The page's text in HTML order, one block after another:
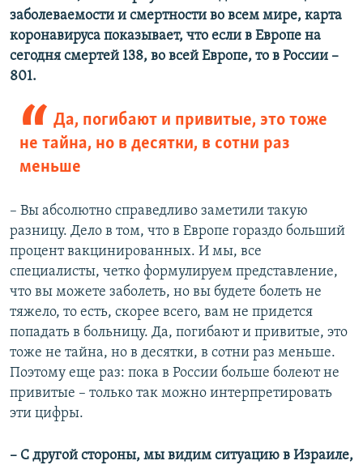
заболеваемости и смертности во всем мире, карта
коронавируса показывает, что если в Европе на
сегодня смертей 138, во всей Европе, то в России –
801.
Да, погибают и привитые, это тоже
не тайна, но в десятки, в сотни раз
меньше
– Вы абсолютно справедливо заметили такую
разницу. Дело в том, что в Европе гораздо больший
процент вакцинированных. И мы, все
специалисты, четко формулируем представление,
что вы можете заболеть, но вы будете болеть не
тяжело, то есть, скорее всего, вам не придется
попадать в больницу. Да, погибают и привитые, это
тоже не тайна, но в десятки, в сотни раз меньше.
Поэтому еще раз: пока в России больше болеют не
привитые – только так можно интерпретировать
эти цифры.
– С другой стороны, мы видим ситуацию в Израиле,